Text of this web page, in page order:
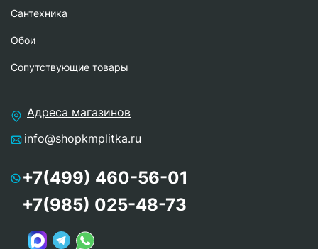
Сантехника
Обои
Сопутствующие товары
Адреса магазинов
info@shopkmplitka.ru
+7(499) 460-56-01
+7(985) 025-48-73